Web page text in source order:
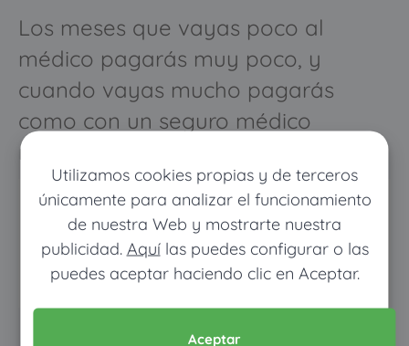
Utilizamos cookies propias y de terceros
únicamente para analizar el funcionamiento
de nuestra Web y mostrarte nuestra
publicidad. Aquílas puedes configurar o las
puedes aceptar haciendo clic en Aceptar.
Aceptar
Los meses que vayas poco al
médico pagarás muy poco, y
cuando vayas mucho pagarás
como con un seguro médico
normal